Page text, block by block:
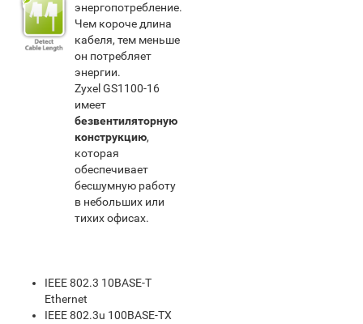
энергопотребление.
Чем короче длина
кабеля, тем меньше
он потребляет
энергии.
Zyxel GS1100-16
имеет
безвентиляторную
конструкцию,
которая
обеспечивает
бесшумную работу
в небольших или
тихих офисах.
IEEE 802.3 10BASE-T
Ethernet
IEEE 802.3u 100BASE-TX